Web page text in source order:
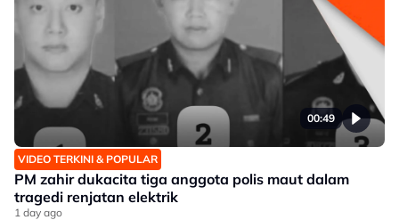
00:49
VIDEO TERKINI & POPULAR
PM zahir dukacita tiga anggota polis maut dalam
tragedi renjatan elektrik
1 day ago